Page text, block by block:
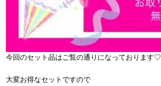
今回のセット品はご覧の通りになっております♡
大変お得なセットですので